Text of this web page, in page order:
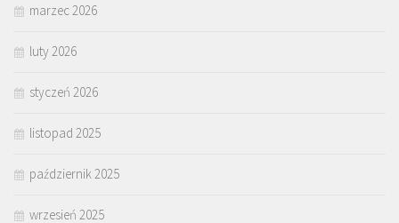
marzec 2026
luty 2026
styczeń 2026
listopad 2025
październik 2025
wrzesień 2025